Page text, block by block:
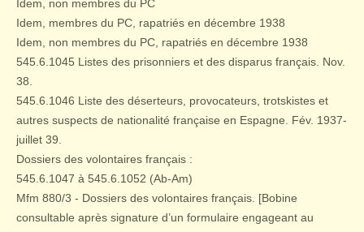
Idem, non membres du PC
Idem, membres du PC, rapatriés en décembre 1938
Idem, non membres du PC, rapatriés en décembre 1938
545.6.1045 Listes des prisonniers et des disparus français. Nov.
38.
545.6.1046 Liste des déserteurs, provocateurs, trotskistes et
autres suspects de nationalité française en Espagne. Fév. 1937-
juillet 39.
Dossiers des volontaires français :
545.6.1047 à 545.6.1052 (Ab-Am)
Mfm 880/3 - Dossiers des volontaires français. [Bobine
consultable après signature d’un formulaire engageant au